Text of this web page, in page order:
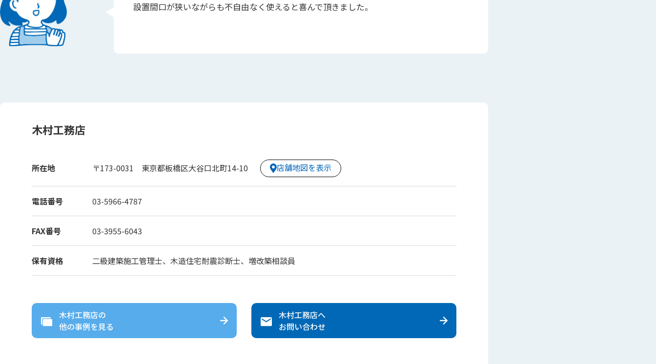
設置間口が狭いながらも不自由なく使えると喜んで頂きました。
木村工務店
所在地 〒173-0031 東京都板橋区大谷口北町14-10 店舗地図を表示
電話番号 03-5966-4787
FAX番号 03-3955-6043
保有資格 二級建築施工管理士、木造住宅耐震診断士、増改築相談員
木村工務店の
他の事例を見る
木村工務店へ
お問い合わせ